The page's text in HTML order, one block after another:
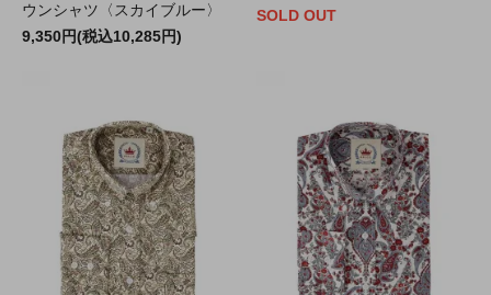
ウンシャツ〈スカイブルー〉
9,350円(税込10,285円)
SOLD OUT